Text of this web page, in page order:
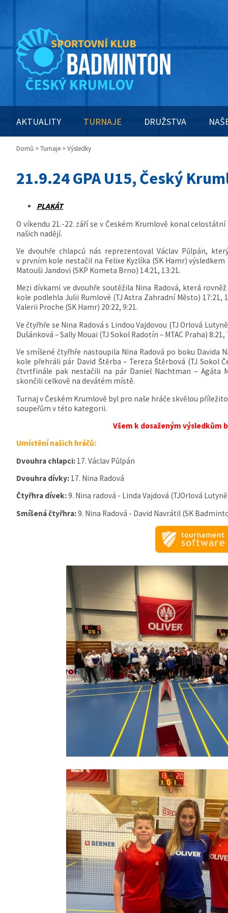
AKTUALITY TURNAJE DRUŽSTVA
Domů >Turnaje > Výsledky
21.9.24 GPA U15, Český
PLAKÁT
O víkendu 21.-22. září se v Českém Krumlově konal
našich nadějí.
Ve dvouhře chlapců nás reprezentoval Václav Půlpán,
v prvním kole nestačil na Felixe Kyzlíka (SK Hamr)
Matouši Jandovi (SKP Kometa Brno) 14:21, 13:21.
Mezi dívkami ve dvouhře soutěžila Nina Radová, která
kole podlehla Julii Rumlové (TJ Astra Zahradní Město) 17:21,
Valerii Proche (SK Hamr) 20:22, 9:21.
Ve čtyřhře se Nina Radová s Lindou Vajdovou (TJ Orlová
Dušánková – Sally Mouai (TJ Sokol Radotín – MTAC Praha)
Ve smíšené čtyřhře nastoupila Nina Radová po boku Davida
kole přehráli pár David Štěrba – Tereza Štěrbová (TJ Sokol
čtvrtfinále pak nestačili na pár Daniel Nachtman – Agáta
skončili celkově na devátém místě.
Turnaj v Českém Krumlově byl pro naše hráče skvělou
soupeřům v této kategorii.
Všem k dosaženým výsledkům
Umístění našich hráčů:
Dvouhra chlapci: 17. Václav Půlpán
Dvouhra dívky: 17. Nina Radová
Čtyřhra dívek:9. Nina radová - Linda Vajdová (TJOrlová
Smíšená čtyřhra:9. Nina Radová - David Navrátil (SK